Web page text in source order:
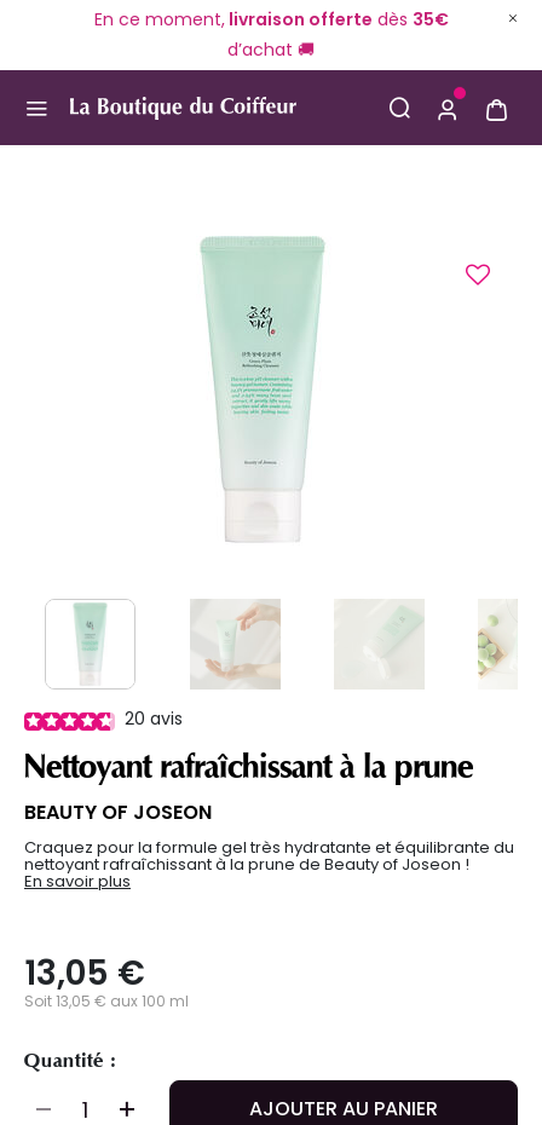
En ce moment,livraison offerte dès 35€
d’achat 🚚
20 avis
Nettoyant rafraîchissant à la prune
BEAUTY OF JOSEON
Craquez pour la formule gel très hydratante et équilibrante du
nettoyant rafraîchissant à la prune de Beauty of Joseon !
En savoir plus
13,05 €
Soit 13,05 € aux 100 ml
Quantité :
AJOUTER AU PANIER